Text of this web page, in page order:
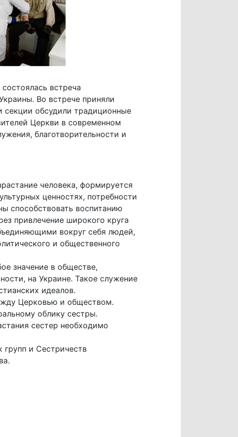
встреча
Во встрече приняли
секции обсудили традиционные
Церкви в современном
благотворительности и
человека, формируется
ценностях, потребности
способствовать воспитанию
привлечение широкого круга
вокруг себя людей,
и общественного
значение в обществе,
на Украине. Такое служение
идеалов.
Церковью и обществом.
облику сестры.
сестер необходимо
и Сестричеств